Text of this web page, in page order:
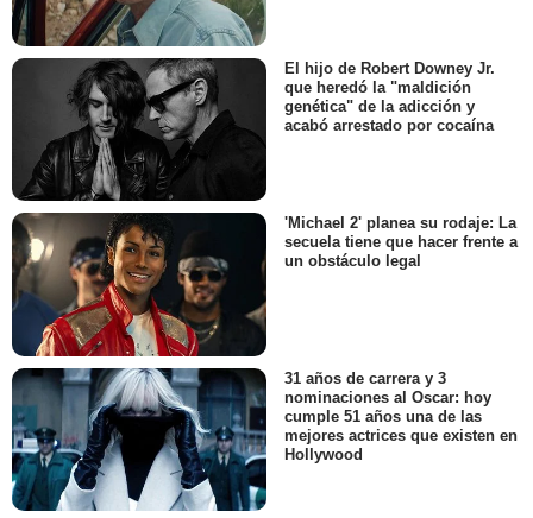
El hijo de Robert Downey Jr.
que heredó la "maldición
genética" de la adicción y
acabó arrestado por cocaína
'Michael 2' planea su rodaje: La
secuela tiene que hacer frente a
un obstáculo legal
31 años de carrera y 3
nominaciones al Oscar: hoy
cumple 51 años una de las
mejores actrices que existen en
Hollywood